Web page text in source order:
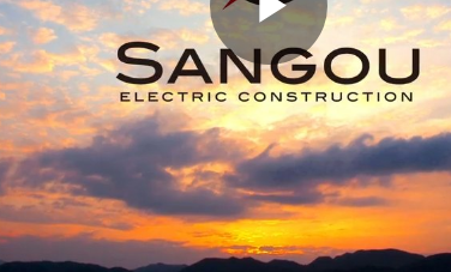
Play
Video